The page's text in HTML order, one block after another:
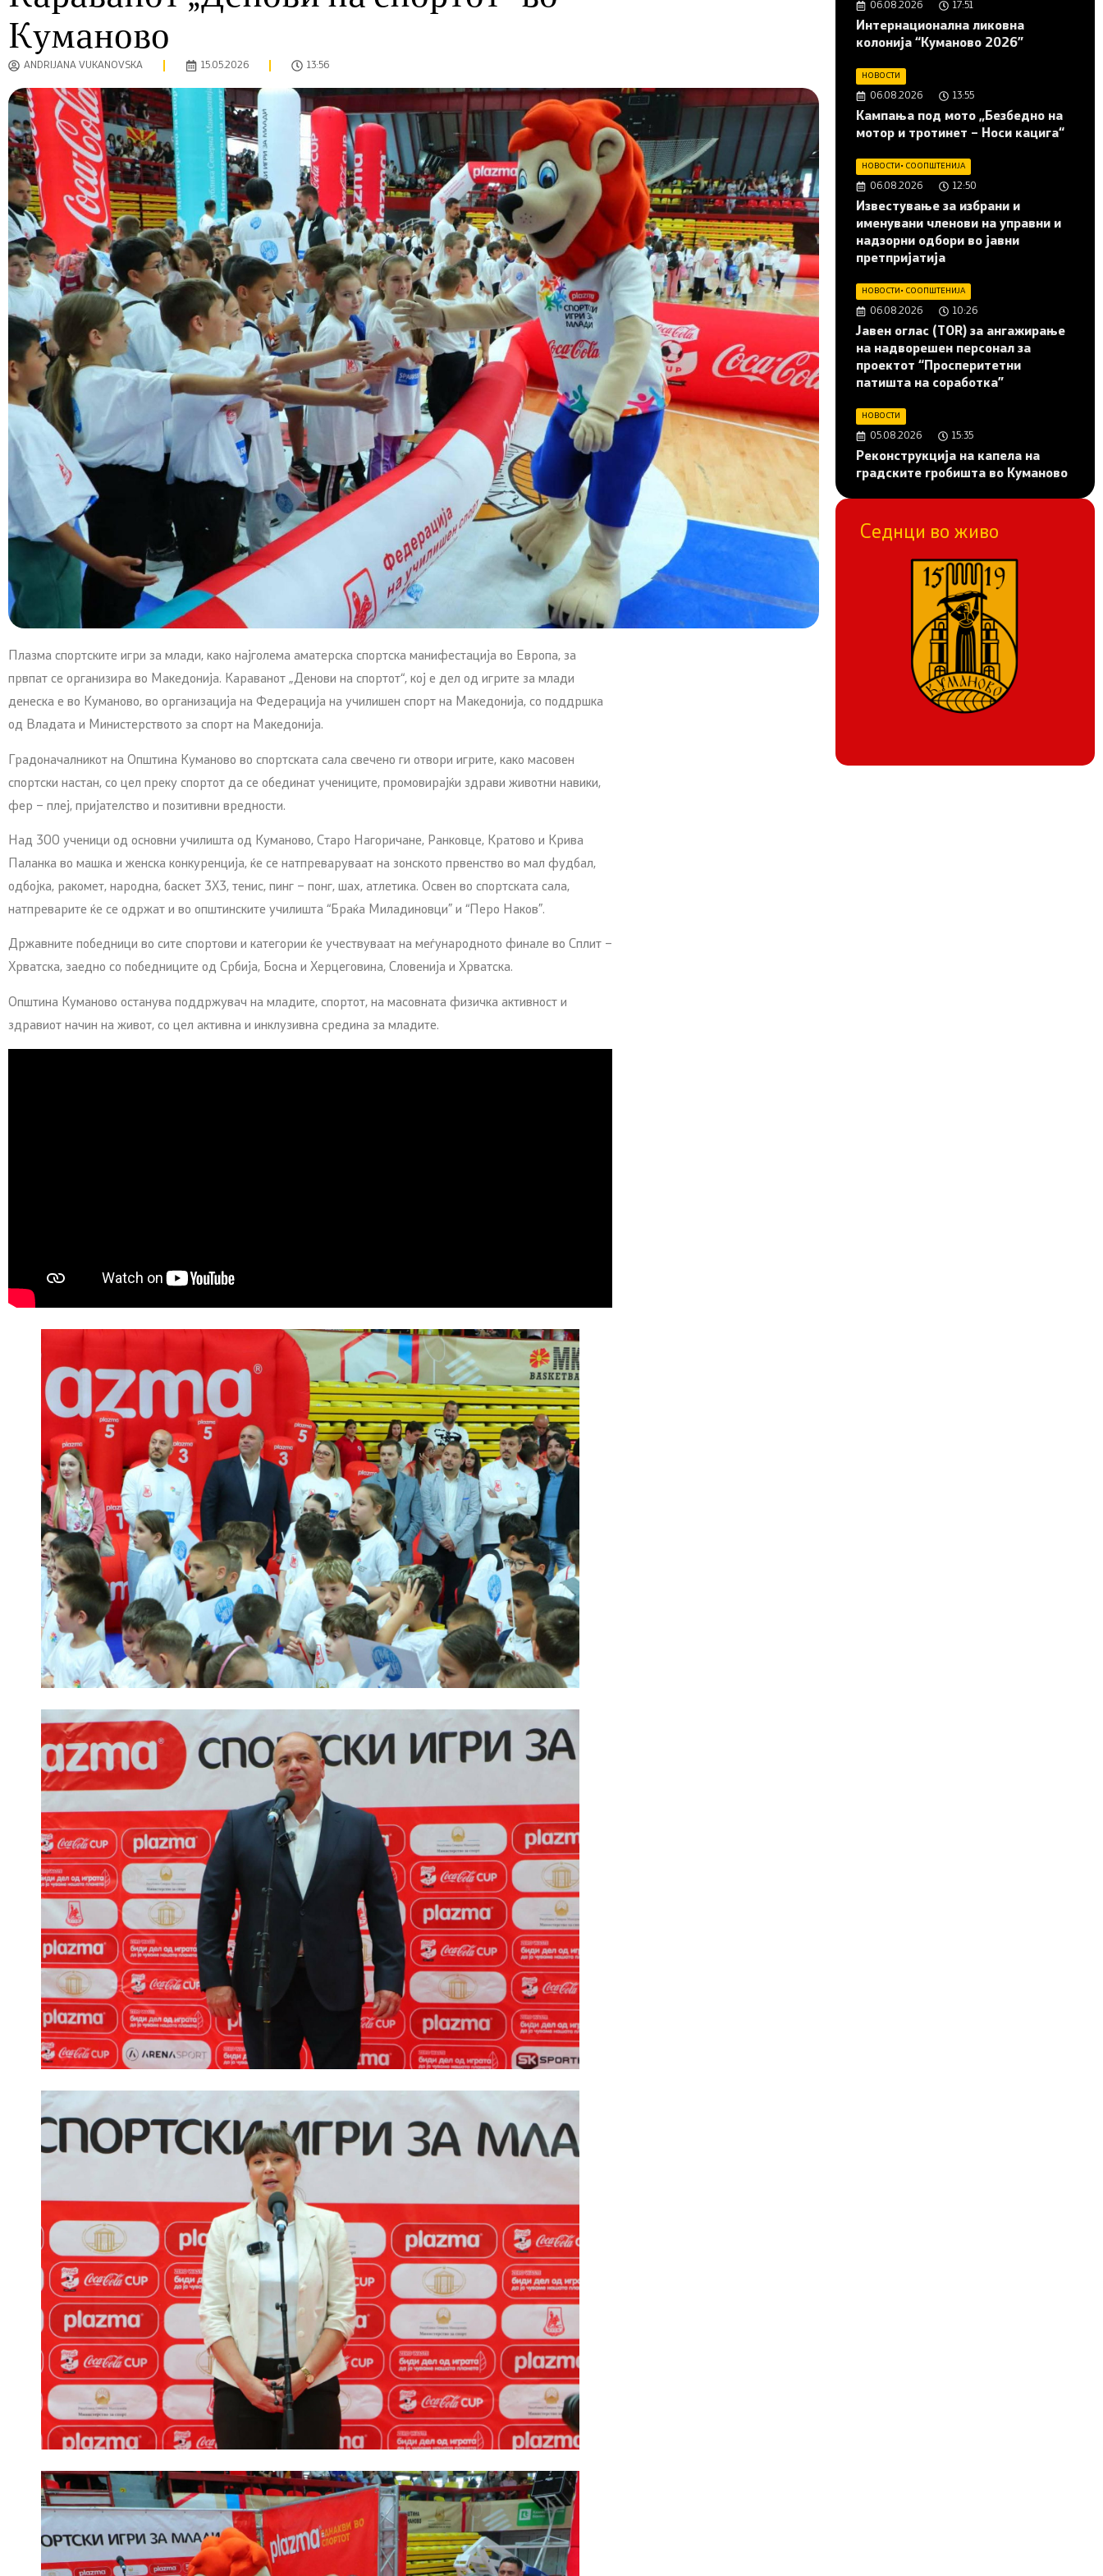
Куманово
ANDRIJANA VUKANOVSKA 15.05.2026 13:56
Плазма спортските игри за млади, како најголема аматерска спортска манифестација во Европа, за
првпат се организира во Македонија. Караванот „Денови на спортот“, кој е дел од игрите за млади
денеска е во Куманово, во организација на Федерација на училишен спорт на Македонија, со поддршка
од Владата и Министерството за спорт на Македонија.
Градоначалникот на Општина Куманово во спортската сала свечено ги отвори игрите, како масовен
спортски настан, со цел преку спортот да се обединат учениците, промовирајќи здрави животни навики,
фер – плеј, пријателство и позитивни вредности.
Над 300 ученици од основни училишта од Куманово, Старо Нагоричане, Ранковце, Кратово и Крива
Паланка во машка и женска конкуренција, ќе се натпреваруваат на зонското првенство во мал фудбал,
одбојка, ракомет, народна, баскет 3Х3, тенис, пинг – понг, шах, атлетика. Освен во спортската сала,
натпреварите ќе се одржат и во општинските училишта “Браќа Миладиновци” и “Перо Наков”.
Државните победници во сите спортови и категории ќе учествуваат на меѓународното финале во Сплит –
Хрватска, заедно со победниците од Србија, Босна и Херцеговина, Словенија и Хрватска.
Општина Куманово останува поддржувач на младите, спортот, на масовната физичка активност и
здравиот начин на живот, со цел активна и инклузивна средина за младите.
06.08.2026 17:51
Интернационална ликовна
колонија “Куманово 2026”
НОВОСТИ
06.08.2026 13:55
Кампања под мото „Безбедно на
мотор и тротинет – Носи кацига“
НОВОСТИ • СООПШТЕНИЈА
06.08.2026 12:50
Известување за избрани и
именувани членови на управни и
надзорни одбори во јавни
претпријатија
НОВОСТИ • СООПШТЕНИЈА
06.08.2026 10:26
Јавен оглас (ТОR) за ангажирање
на надворешен персонал за
проектот “Просперитетни
патишта на соработка”
НОВОСТИ
05.08.2026 15:35
Реконструкција на капела на
градските гробишта во Куманово
Седнци во живо